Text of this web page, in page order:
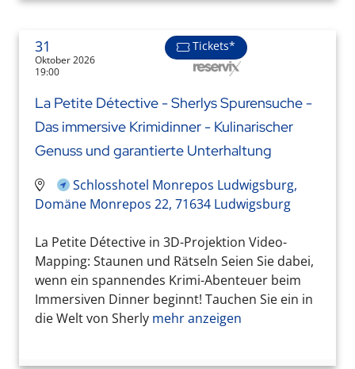
31
Oktober 2026
19:00
Tickets*
La Petite Détective - Sherlys Spurensuche -
Das immersive Krimidinner - Kulinarischer
Genuss und garantierte Unterhaltung
Schlosshotel Monrepos Ludwigsburg,
Domäne Monrepos 22, 71634 Ludwigsburg
La Petite Détective in 3D-Projektion Video-
Mapping: Staunen und Rätseln Seien Sie dabei,
wenn ein spannendes Krimi-Abenteuer beim
Immersiven Dinner beginnt! Tauchen Sie ein in
die Welt von Sherly mehr anzeigen